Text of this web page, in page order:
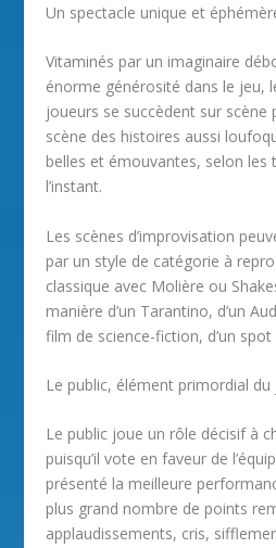
Un spectacle unique et
Vitaminés par un imaginaire
énorme générosité dans le jeu,
joueurs se succèdent sur
scène des histoires aussi
belles et émouvantes, selon les
l’instant.
Les scènes d’improvisation
par un style de catégorie à
classique avec Molière ou
manière d’un Tarantino, d’un
film de science-fiction, d’un
Le public, élément primordial du
Le public joue un rôle décisif à
puisqu’il vote en faveur de
présenté la meilleure
plus grand nombre de points
applaudissements, cris,